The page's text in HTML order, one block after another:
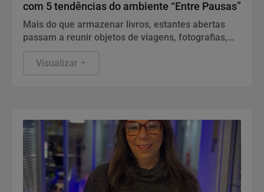
com 5 tendências do ambiente “Entre Pausas”
Mais do que armazenar livros, estantes abertas
passam a reunir objetos de viagens, fotografias,
Visualizar